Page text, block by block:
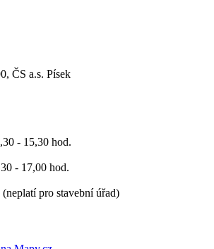
ČS a.s. Písek
- 15,30 hod.
- 17,00 hod.
pro stavební úřad)